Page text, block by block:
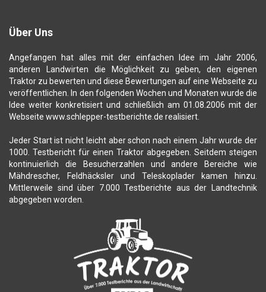
Über Uns
Angefangen hat alles mit der einfachen Idee im Jahr 2006,
anderen Landwirten die Möglichkeit zu geben, den eigenen
Traktor zu bewerten und diese Bewertungen auf eine Webseite zu
veröffentlichen. In den folgenden Wochen und Monaten wurde die
Idee weiter konkretisiert und schließlich am 01.08.2006 mit der
Webseite www.schlepper-testberichte.de realisiert.
Jeder Start ist nicht leicht aber schon nach einem Jahr wurde der
1000. Testbericht für einen Traktor abgegeben. Seitdem steigen
kontinuierlich die Besucherzahlen und andere Bereiche wie
Mähdrescher, Feldhäcksler und Teleskoplader kamen hinzu.
Mittlerweile sind über 7.000 Testberichte aus der Landtechnik
abgegeben worden.